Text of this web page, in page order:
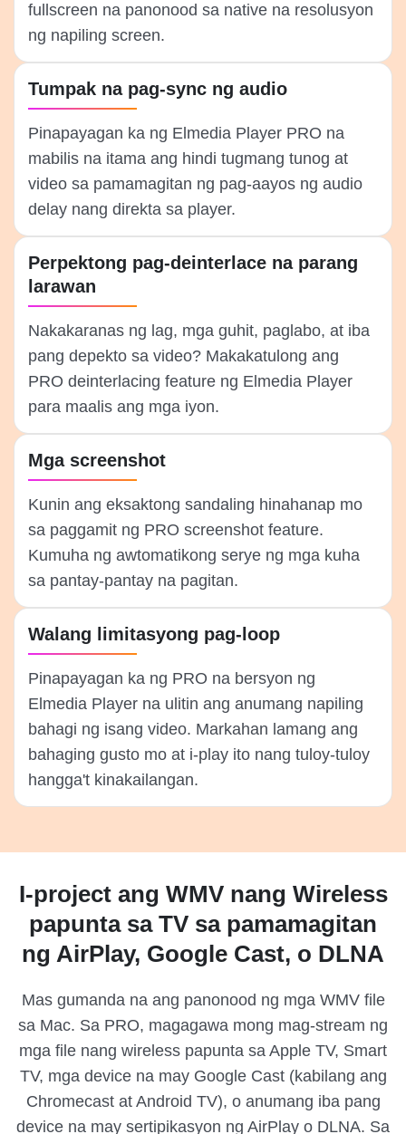
fullscreen na panonood sa native na resolusyon
ng napiling screen.
Tumpak na pag-sync ng audio
Pinapayagan ka ng Elmedia Player PRO na
mabilis na itama ang hindi tugmang tunog at
video sa pamamagitan ng pag-aayos ng audio
delay nang direkta sa player.
Perpektong pag-deinterlace na parang
larawan
Nakakaranas ng lag, mga guhit, paglabo, at iba
pang depekto sa video? Makakatulong ang
PRO deinterlacing feature ng Elmedia Player
para maalis ang mga iyon.
Mga screenshot
Kunin ang eksaktong sandaling hinahanap mo
sa paggamit ng PRO screenshot feature.
Kumuha ng awtomatikong serye ng mga kuha
sa pantay-pantay na pagitan.
Walang limitasyong pag-loop
Pinapayagan ka ng PRO na bersyon ng
Elmedia Player na ulitin ang anumang napiling
bahagi ng isang video. Markahan lamang ang
bahaging gusto mo at i-play ito nang tuloy-tuloy
hangga't kinakailangan.
I-project ang WMV nang Wireless
papunta sa TV sa pamamagitan
ng AirPlay, Google Cast, o DLNA
Mas gumanda na ang panonood ng mga WMV file
sa Mac. Sa PRO, magagawa mong mag-stream ng
mga file nang wireless papunta sa Apple TV, Smart
TV, mga device na may Google Cast (kabilang ang
Chromecast at Android TV), o anumang iba pang
device na may sertipikasyon ng AirPlay o DLNA. Sa